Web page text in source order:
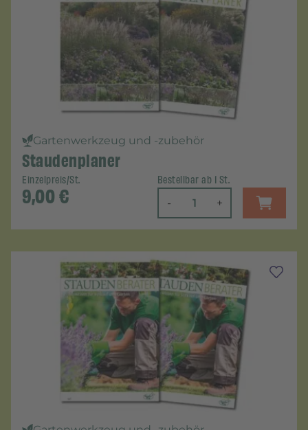
Gartenwerkzeug und -zubehör
Staudenplaner
Einzelpreis/St.
9,00€
Bestellbar ab 1 St.
- +